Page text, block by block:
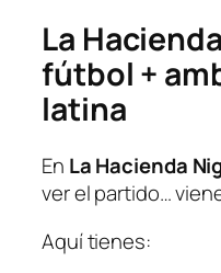
La
fútbol +
latina
En La Hacienda
ver el partido…
Aquí tienes: